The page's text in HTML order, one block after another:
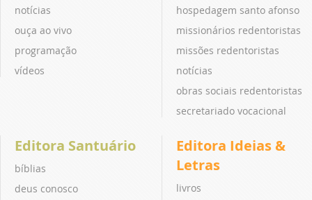
notícias
ouça ao vivo
programação
vídeos
hospedagem santo afonso
missionários redentoristas
missões redentoristas
notícias
obras sociais redentoristas
secretariado vocacional
Editora Santuário
bíblias
deus conosco
Editora Ideias &
Letras
livros